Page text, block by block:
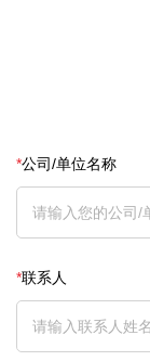
*公司/单位名称
*联系人